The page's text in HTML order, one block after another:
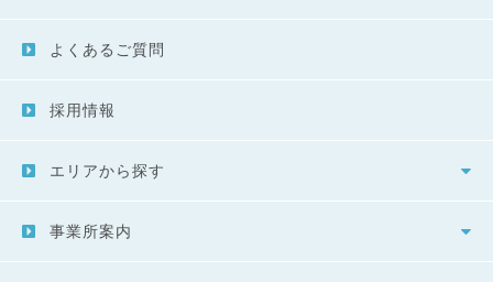
よくあるご質問
採用情報
エリアから探す
事業所案内